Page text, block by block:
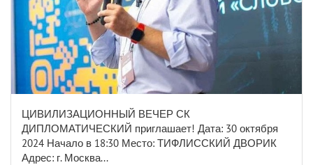
ЦИВИЛИЗАЦИОННЫЙ ВЕЧЕР СК
ДИПЛОМАТИЧЕСКИЙ приглашает! Дата: 30 октября
2024 Начало в 18:30 Место: ТИФЛИССКИЙ ДВОРИК
Адрес: г. Москва...